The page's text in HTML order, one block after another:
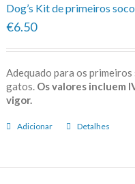
Dog’s Kit de primeiros
€6.50
Adequado para os
gatos. Os valores incluem
vigor.
Adicionar Detalhes